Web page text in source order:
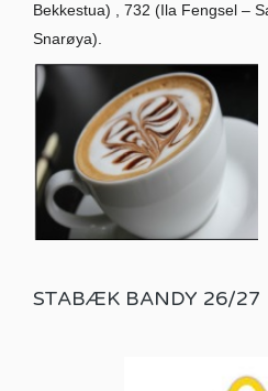
Bekkestua) , 732 (Ila Fengsel –
Snarøya).
STABÆK BANDY 26/27